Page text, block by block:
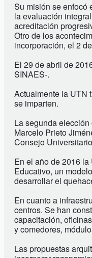
Su misión se enfocó
la evaluación
acreditación
Otro de los
incorporación, el 2
El 29 de abril de
SINAES-.
Actualmente la UTN
se imparten.
La segunda
Marcelo Prieto
Consejo
En el año de 2016
Educativo, un
desarrollar el
En cuanto a
centros. Se han
capacitación,
y comedores,
Las propuestas